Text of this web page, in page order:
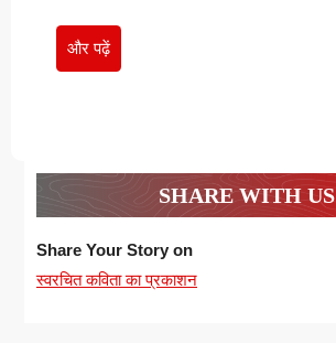
और पढ़ेंऔर
पढ़ें
SHARE WITH US
Share Your Story on
स्वरचित कविता का प्रकाशन